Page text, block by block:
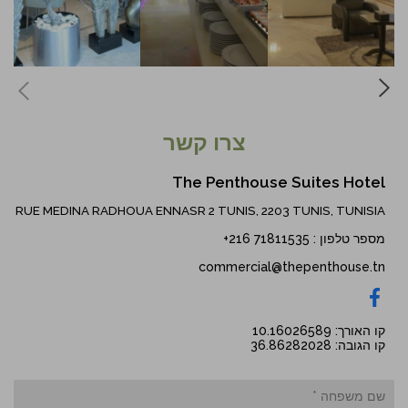
צרו קשר
The Penthouse Suites Hotel
RUE MEDINA RADHOUA ENNASR 2 TUNIS, 2203 TUNIS, TUNISIA
מספר טלפון :
+216 71811535
commercial@thepenthouse.tn
קו האורך: 10.16026589
קו הגובה: 36.86282028